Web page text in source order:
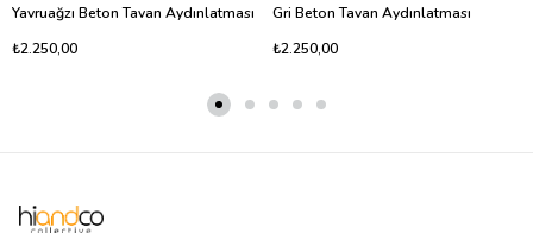
Yavruağzı Beton Tavan Aydınlatması
₺2.250,00
Gri Beton Tavan Aydınlatması
₺2.250,00